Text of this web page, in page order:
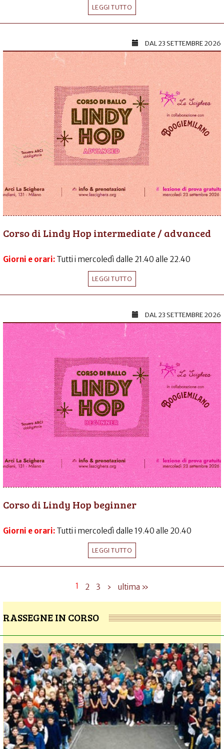
LEGGI TUTTO
DAL23 SETTEMBRE 2026
Corso di Lindy Hop intermediate / advanced
Giorni e orari: Tutti i mercoledì dalle 21.40 alle 22.40
LEGGI TUTTO
DAL23 SETTEMBRE 2026
Corso di Lindy Hop beginner
Giorni e orari: Tutti i mercoledì dalle 19.40 alle 20.40
LEGGI TUTTO
1 2 3 › ultima »
RASSEGNE IN CORSO